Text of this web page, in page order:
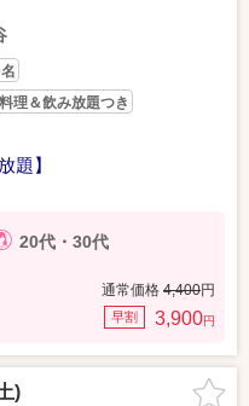
理＆飲み放題つき
題】
20代・30代
通常価格 4,400円
早割 3,900円
)